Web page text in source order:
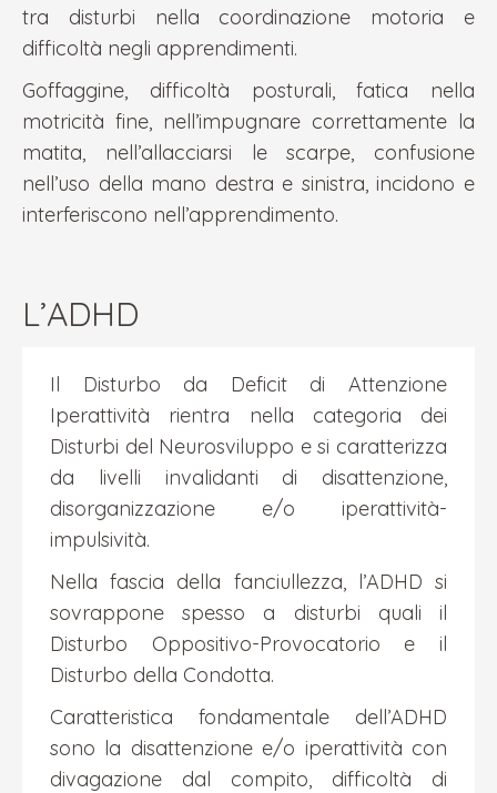
tra disturbi nella coordinazione motoria e
difficoltà negli apprendimenti.
Goffaggine, difficoltà posturali, fatica nella
motricità fine, nell’impugnare correttamente la
matita, nell’allacciarsi le scarpe, confusione
nell’uso della mano destra e sinistra, incidono e
interferiscono nell’apprendimento.
L’ADHD
Il Disturbo da Deficit di Attenzione
Iperattività rientra nella categoria dei
Disturbi del Neurosviluppo e si caratterizza
da livelli invalidanti di disattenzione,
disorganizzazione e/o iperattività-
impulsività.
Nella fascia della fanciullezza, l’ADHD si
sovrappone spesso a disturbi quali il
Disturbo Oppositivo-Provocatorio e il
Disturbo della Condotta.
Caratteristica fondamentale dell’ADHD
sono la disattenzione e/o iperattività con
divagazione dal compito, difficoltà di